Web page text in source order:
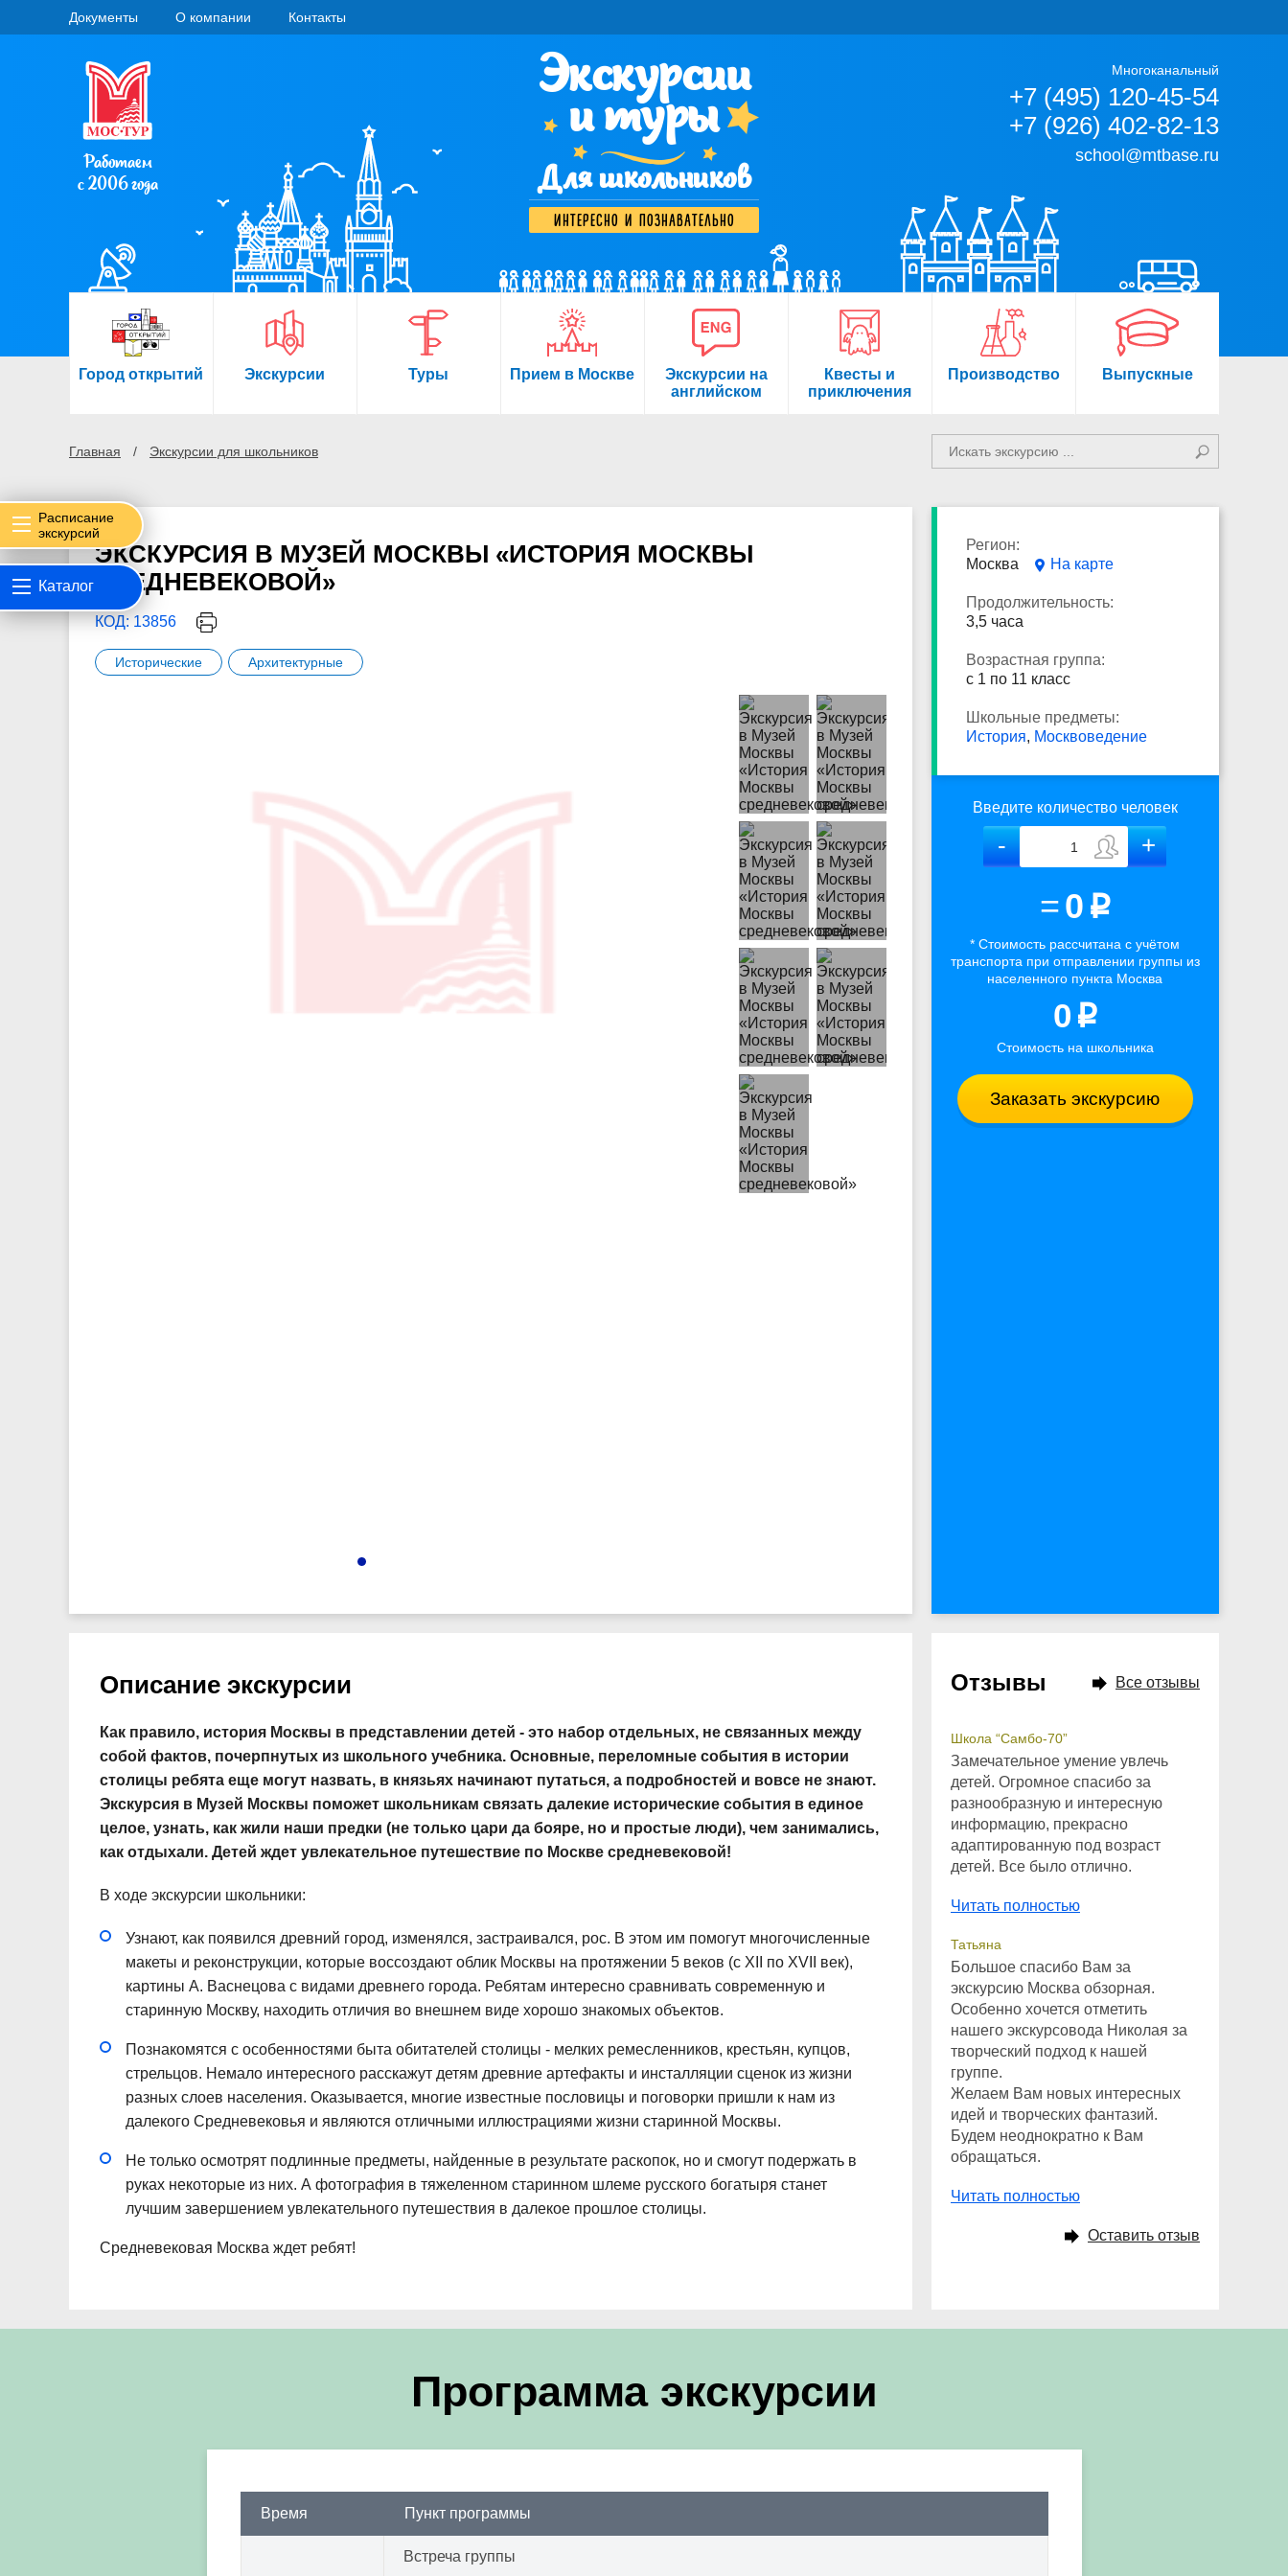
Документы О компании Контакты
Работаем
с 2006 года
Экскурсии
и туры
Для школьников
интересно и познавательно
Многоканальный
+7 (495) 120-45-54
+7 (926) 402-82-13
school@mtbase.ru
Город открытий Экскурсии Туры Прием в Москве
Экскурсии на
английском
Квесты и
приключения
Производство Выпускные
Главная Экскурсии для школьников
Расписание
экскурсий
Каталог
ЭКСКУРСИЯ В МУЗЕЙ МОСКВЫ «ИСТОРИЯ МОСКВЫ
СРЕДНЕВЕКОВОЙ»
КОД: 13856
Исторические Архитектурные
Регион:
Москва
На карте
Продолжительность:
3,5 часа
Возрастная группа:
с 1 по 11 класс
Школьные предметы:
История, Москвоведение
Введите количество человек
=0 p
* Стоимость рассчитанас учётом
транспорта при отправлении группы из
населенного пункта Москва
0 p
Стоимость на школьника
Заказать экскурсию
Описание экскурсии
Как правило, история Москвы в представлении детей - это набор отдельных, не связанных между
собой фактов, почерпнутых из школьного учебника. Основные, переломные события в истории
столицы ребята еще могут назвать, в князьях начинают путаться, а подробностей и вовсе не знают.
Экскурсия в Музей Москвы поможет школьникам связать далекие исторические события в единое
целое, узнать, как жили наши предки (не только цари да бояре, но и простые люди), чем занимались,
как отдыхали. Детей ждет увлекательное путешествие по Москве средневековой!
В ходе экскурсии школьники:
Узнают, как появился древний город, изменялся, застраивался, рос. В этом им помогут многочисленные
макеты и реконструкции, которые воссоздают облик Москвы на протяжении 5 веков (с XII по XVII век),
картины А. Васнецова с видами древнего города. Ребятам интересно сравнивать современную и
старинную Москву, находить отличия во внешнем виде хорошо знакомых объектов.
Познакомятся с особенностями быта обитателей столицы - мелких ремесленников, крестьян, купцов,
стрельцов. Немало интересного расскажут детям древние артефакты и инсталляции сценок из жизни
разных слоев населения. Оказывается, многие известные пословицы и поговорки пришли к нам из
далекого Средневековья и являются отличными иллюстрациями жизни старинной Москвы.
Не только осмотрят подлинные предметы, найденные в результате раскопок, но и смогут подержать в
руках некоторые из них. А фотография в тяжеленном старинном шлеме русского богатыря станет
лучшим завершением увлекательного путешествия в далекое прошлое столицы.
Средневековая Москва ждет ребят!
Отзывы Все отзывы
Школа “Самбо-70”
Замечательное умение увлечь
детей. Огромное спасибо за
разнообразную и интересную
информацию, прекрасно
адаптированную под возраст
детей. Все было отлично.
Читать полностью
Татьяна
Большое спасибо Вам за
экскурсию Москва обзорная.
Особенно хочется отметить
нашего экскурсовода Николая за
творческий подход к нашей
группе.
Желаем Вам новых интересных
идей и творческих фантазий.
Будем неоднократно к Вам
обращаться.
Читать полностью
Оставить отзыв
Программа экскурсии
Время Пункт программы
Встреча группы